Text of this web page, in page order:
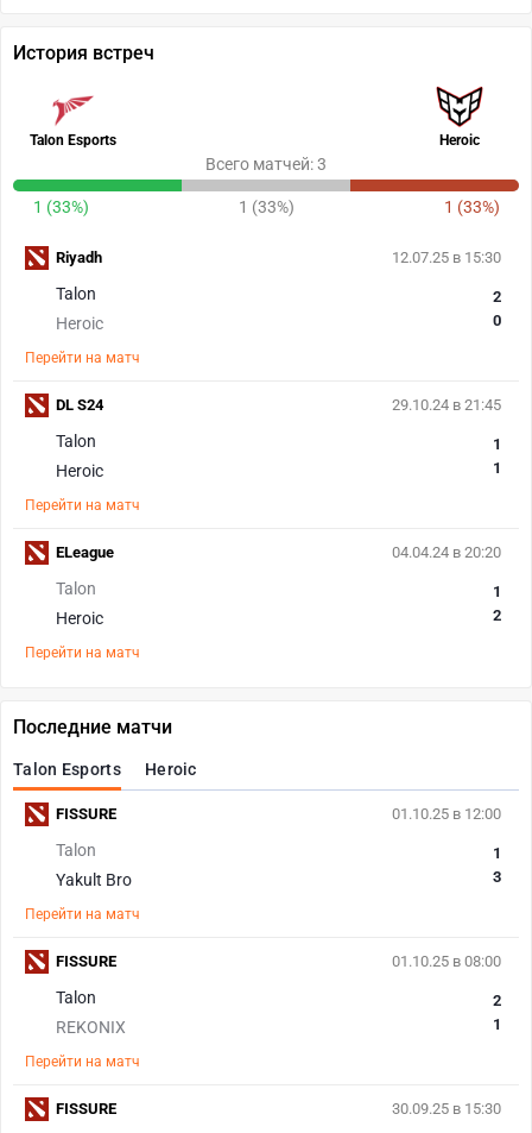
История встреч
Talon Esports Heroic
Всего матчей: 3
1 (33%) 1 (33%) 1 (33%)
12.07.25 в 15:30
Talon
Heroic
2
0
Перейти на матч
Riyadh
29.10.24 в 21:45
Talon
Heroic
1
1
Перейти на матч
DL S24
04.04.24 в 20:20
Talon
Heroic
1
2
Перейти на матч
ELeague
Последние матчи
Talon Esports Heroic
01.10.25 в 12:00
Talon
Yakult Bro
1
3
Перейти на матч
FISSURE
01.10.25 в 08:00
Talon
REKONIX
2
1
Перейти на матч
FISSURE
30.09.25 в 15:30
FISSURE